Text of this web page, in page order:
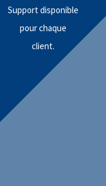
Support disponible
pour chaque
client.